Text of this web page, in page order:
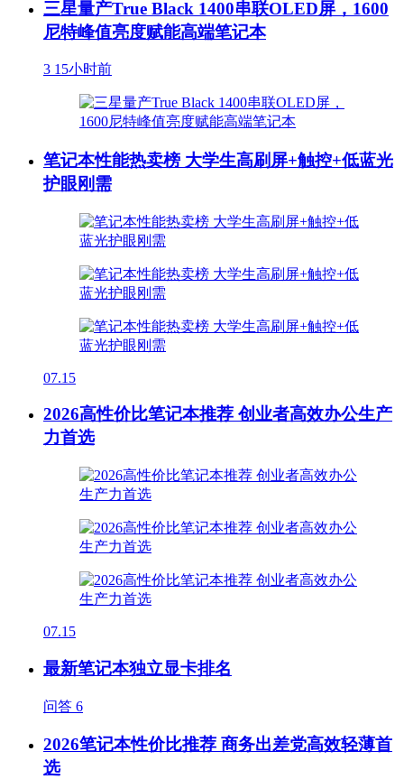
三星量产True Black 1400串联OLED屏，1600
尼特峰值亮度赋能高端笔记本
3 15小时前
笔记本性能热卖榜 大学生高刷屏+触控+低蓝光
护眼刚需
07.15
2026高性价比笔记本推荐 创业者高效办公生产
力首选
07.15
最新笔记本独立显卡排名
问答 6
2026笔记本性价比推荐 商务出差党高效轻薄首
选